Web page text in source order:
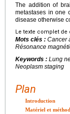
The addition of
metastases in one
disease otherwise
Le texte complet de
Mots clés : Cancer
Résonance
Keywords : Lung
Neoplasm staging
Plan
Introduction
Matériel et